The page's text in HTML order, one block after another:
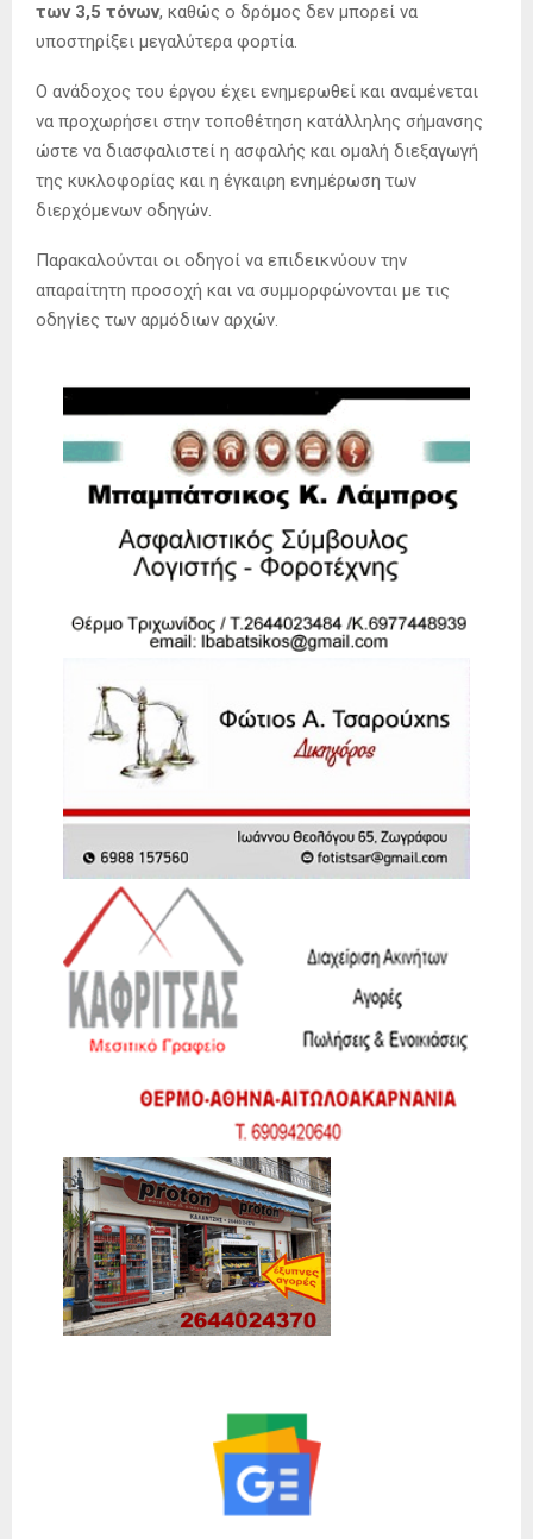
των 3,5 τόνων, καθώς ο δρόμος δεν μπορεί να
υποστηρίξει μεγαλύτερα φορτία.
Ο ανάδοχος του έργου έχει ενημερωθεί και αναμένεται
να προχωρήσει στην τοποθέτηση κατάλληλης σήμανσης
ώστε να διασφαλιστεί η ασφαλής και ομαλή διεξαγωγή
της κυκλοφορίας και η έγκαιρη ενημέρωση των
διερχόμενων οδηγών.
Παρακαλούνται οι οδηγοί να επιδεικνύουν την
απαραίτητη προσοχή και να συμμορφώνονται με τις
οδηγίες των αρμόδιων αρχών.